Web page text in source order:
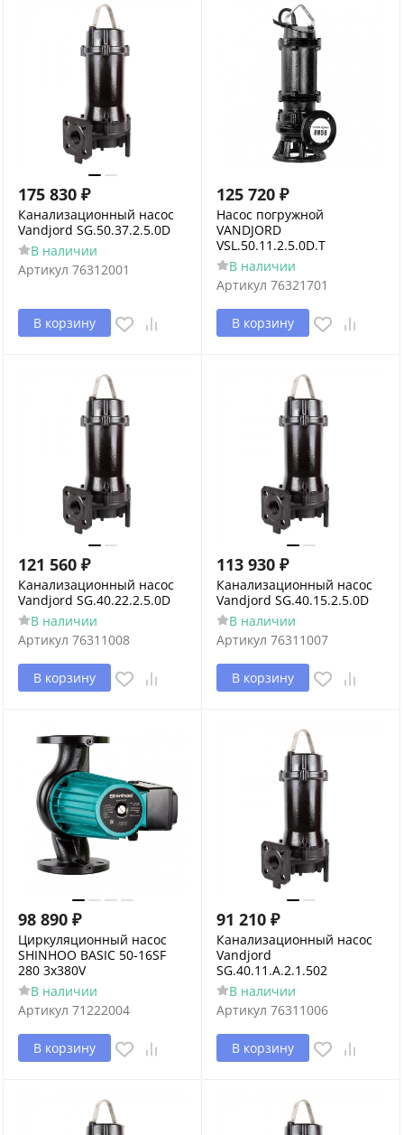
175 830 ₽
Канализационный насос
Vandjord SG.50.37.2.5.0D
В наличии
Артикул 76312001
В корзину
125 720 ₽
Насос погружной
VANDJORD
VSL.50.11.2.5.0D.T
В наличии
Артикул 76321701
В корзину
121 560 ₽
Канализационный насос
Vandjord SG.40.22.2.5.0D
В наличии
Артикул 76311008
В корзину
113 930 ₽
Канализационный насос
Vandjord SG.40.15.2.5.0D
В наличии
Артикул 76311007
В корзину
98 890 ₽
Циркуляционный насос
SHINHOO BASIC 50-16SF
280 3x380V
В наличии
Артикул 71222004
В корзину
91 210 ₽
Канализационный насос
Vandjord
SG.40.11.A.2.1.502
В наличии
Артикул 76311006
В корзину